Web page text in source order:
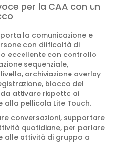
per la CAA con un
la comunicazione e
con difficoltà di
eccellente con controllo
sequenziale,
archiviazione overlay
blocco del
da attivare rispetto ai
alla pellicola Lite Touch.
conversazioni, supportare
quotidiane, per parlare
alle attività di gruppo a